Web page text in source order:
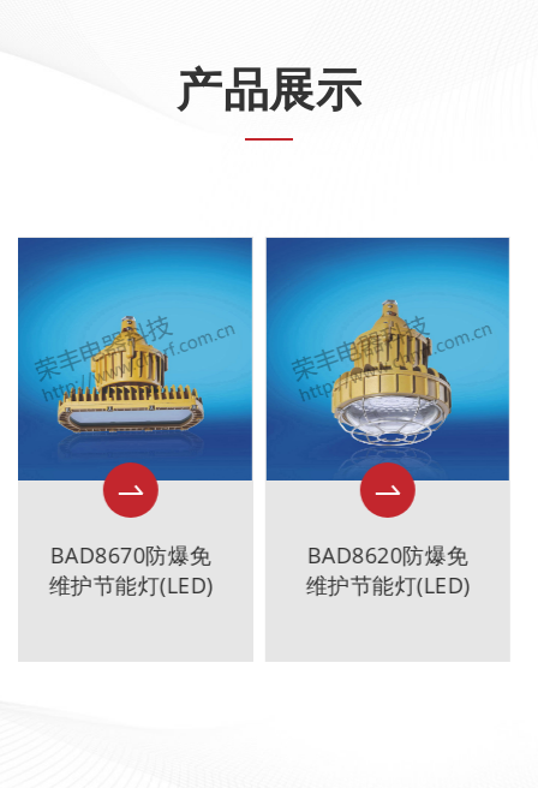
产品展示
BAD8620防爆免
维护节能灯(LED)
BAD8610防爆免
维护节能灯(LED)